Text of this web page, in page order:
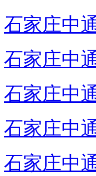
石家庄中
石家庄中
石家庄中
石家庄中
石家庄中